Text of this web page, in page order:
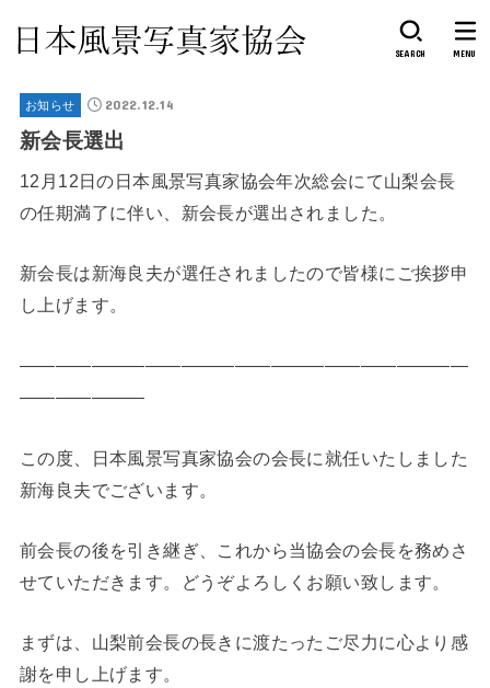
SEARCH MENU
お知らせ 2022.12.14
新会長選出
12月12日の日本風景写真家協会年次総会にて山梨会長
の任期満了に伴い、新会長が選出されました。
新会長は新海良夫が選任されましたので皆様にご挨拶申
し上げます。
—————————————————————————
———————
この度、日本風景写真家協会の会長に就任いたしました
新海良夫でございます。
前会長の後を引き継ぎ、これから当協会の会長を務めさ
せていただきます。どうぞよろしくお願い致します。
まずは、山梨前会長の長きに渡たったご尽力に心より感
謝を申し上げます。